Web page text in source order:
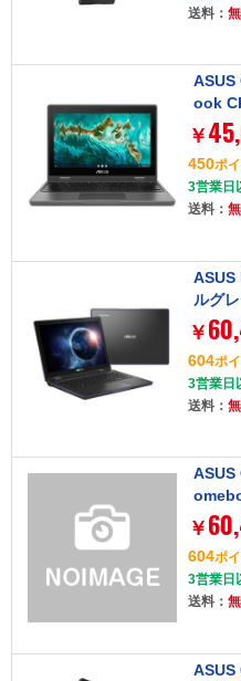
送料：
ASUS
ook
C：
S/
￥
450ポ
3営業日
送料：
ASUS
ルグ
11
￥
604ポ
3営業日
送料：
ASUS
光学
eなし
ルグ
￥
604ポ
3営業日
送料：
ASUS